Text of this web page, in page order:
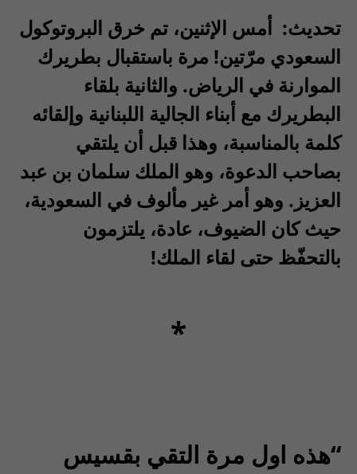
تحديث: أمس الإثنين، تم خرق البروتوكول
السعودي مرّتين! مرة باستقبال بطريرك
الموارنة في الرياض. والثانية بلقاء
البطريرك مع أبناء الجالية اللبنانية وإلقائه
كلمة بالمناسبة، وهذا قبل أن يلتقي
بصاحب الدعوة، وهو الملك سلمان بن عبد
العزيز. وهو أمر غير مألوف في السعودية،
حيث كان الضيوف، عادة، يلتزمون
بالتحفّظ حتى لقاء الملك!
*
“هذه اول مرة التقي بقسيس